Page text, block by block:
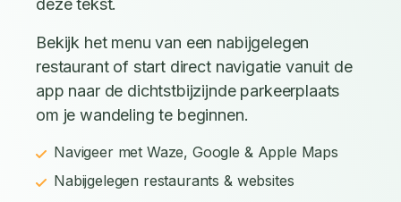
deze tekst.
Bekijk het menu van een nabijgelegen
restaurant of start direct navigatie vanuit de
app naar de dichtstbijzijnde parkeerplaats
om je wandeling te beginnen.
Navigeer met Waze, Google & Apple Maps
Nabijgelegen restaurants & websites